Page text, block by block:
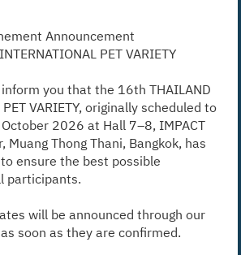
Announcement
PET VARIETY
you that the 16th THAILAND
PET VARIETY, originally scheduled to
2026 at Hall 7–8, IMPACT
Muang Thong Thani, Bangkok, has
ensure the best possible
participants.
will be announced through our
soon as they are confirmed.